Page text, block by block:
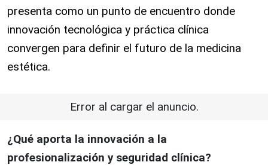
presenta como un punto de encuentro donde
innovación tecnológica y práctica clínica
convergen para definir el futuro de la medicina
estética.
Error al cargar el anuncio.
¿Qué aporta la innovación a la
profesionalización y seguridad clínica?